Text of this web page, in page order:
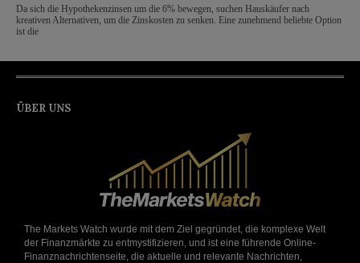
Da sich die Hypothekenzinsen um die 6% bewegen, suchen Hauskäufer nach
kreativen Alternativen, um die Zinskosten zu senken. Eine zunehmend beliebte Option
ist die
ÜBER UNS
The Markets Watch wurde mit dem Ziel gegründet, die komplexe Welt
der Finanzmärkte zu entmystifizieren, und ist eine führende Online-
Finanznachrichtenseite, die aktuelle und relevante Nachrichten,